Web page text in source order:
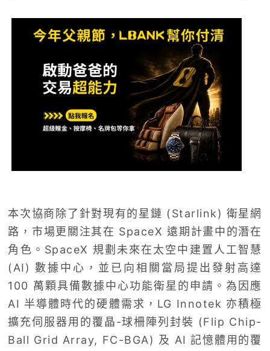
本次協商除了針對現有的星鏈 (Starlink) 衛星網
路，市場更關注其在 SpaceX 遠期計畫中的潛在
角色。SpaceX 規劃未來在太空中建置人工智慧
(AI) 數據中心，並已向相關當局提出發射高達
100 萬顆具備數據中心功能衛星的申請。為因應
AI 半導體時代的硬體需求，LG Innotek 亦積極
擴充伺服器用的覆晶-球柵陣列封裝 (Flip Chip-
Ball Grid Array, FC-BGA) 及 AI 記憶體用的覆